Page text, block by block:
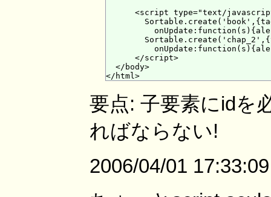
<script type="text/
      </script>
  </body>
要点: 子要素にidを
ればならない!
2006/04/01